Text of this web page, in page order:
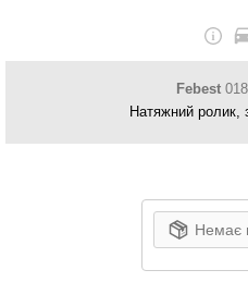
Febest
Натяжний ролик,
Немає